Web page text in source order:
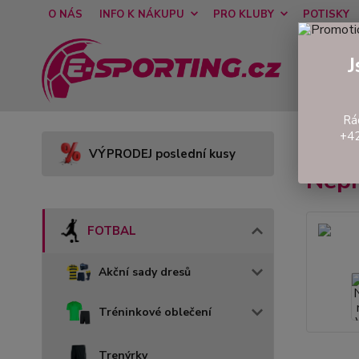
O NÁS INFO K NÁKUPU PRO KLUBY POTISKY
VÝPRODEJ poslední kusy
FOTBAL
Akční sady dresů
Tréninkové oblečení
Trenýrky